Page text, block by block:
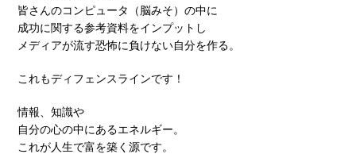
皆さんのコンピュータ（脳みそ）の中に
成功に関する参考資料をインプットし
メディアが流す恐怖に負けない自分を作る。
これもディフェンスラインです！
情報、知識や
自分の心の中にあるエネルギー。
これが人生で富を築く源です。